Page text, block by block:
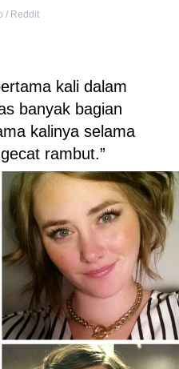
/ Reddit
kali dalam
banyak bagian
kalinya selama
rambut.”